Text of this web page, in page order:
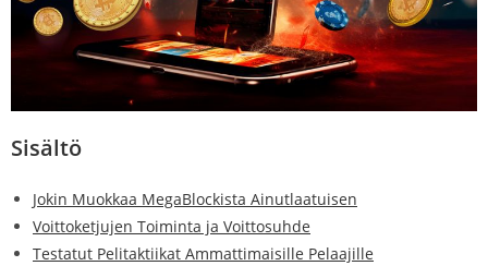
Sisältö
Jokin Muokkaa MegaBlockista Ainutlaatuisen
Voittoketjujen Toiminta ja Voittosuhde
Testatut Pelitaktiikat Ammattimaisille Pelaajille